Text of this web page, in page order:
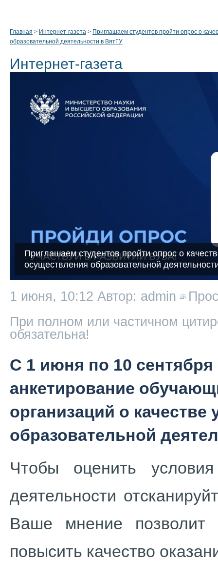
Главная > Интернет-газета > Приглашаем студентов пройти опрос о
образовательной деятельности в ВятГУ
Интернет-газета
Приглашаем студентов пройти опрос о
осуществления образовательной
1 июня, 10:12 Автор: admin
При полном или частичном
обязательна!
С 1 июня по 10 сентября
анкетирование
организаций о
образовательной
Чтобы оценить условия
деятельности
Ваше мнение позволит
повысить качество